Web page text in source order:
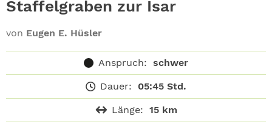
Staffelgraben zur Isar
von Eugen E. Hüsler
Anspruch: schwer
Dauer: 05:45 Std.
Länge: 15 km
NEWSLETTER
SHOP